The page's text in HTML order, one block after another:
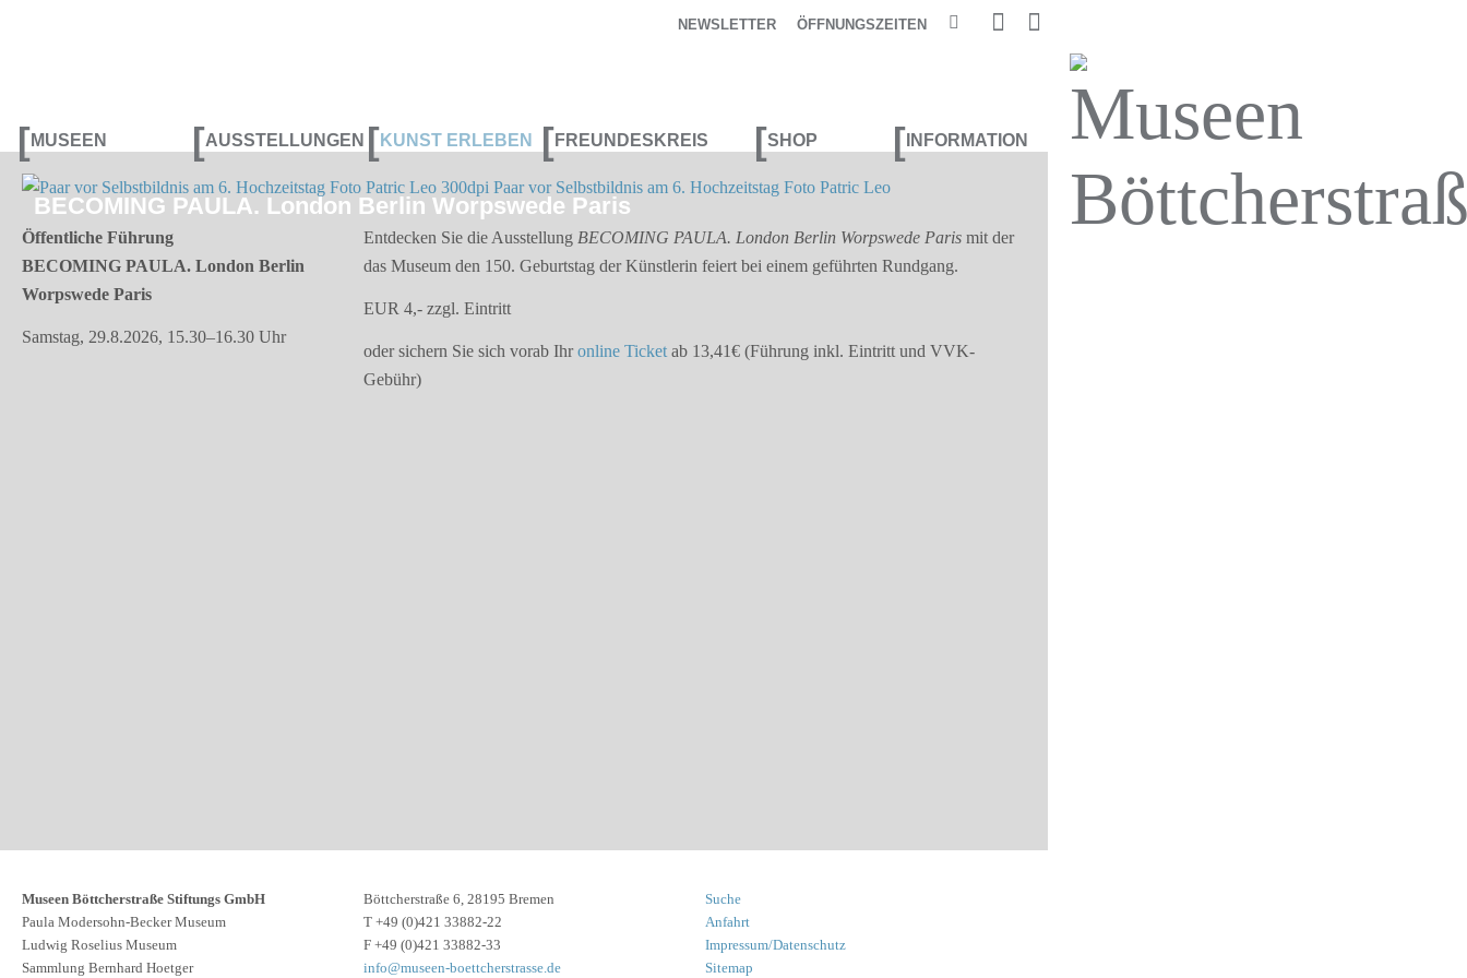
NEWSLETTER ÖFFNUNGSZEITEN
[MUSEEN [AUSSTELLUNGEN [KUNST ERLEBEN [FREUNDESKREIS [SHOP [ INFORMATION
BECOMING PAULA. London Berlin Worpswede Paris
Öffentliche Führung
BECOMING PAULA. London Berlin
Worpswede Paris
Samstag, 29.8.2026, 15.30–16.30 Uhr
Entdecken Sie die Ausstellung BECOMING PAULA. London Berlin Worpswede Paris mit der
das Museum den 150. Geburtstag der Künstlerin feiert bei einem geführten Rundgang.
EUR 4,- zzgl. Eintritt
oder sichern Sie sich vorab Ihronline Ticket ab 13,41€ (Führung inkl. Eintritt und VVK-
Gebühr)
Museen Böttcherstraße Stiftungs GmbH
Paula Modersohn-Becker Museum
Ludwig Roselius Museum
Sammlung Bernhard Hoetger
Böttcherstraße 6, 28195 Bremen
T +49 (0)421 33882-22
F +49 (0)421 33882-33
info@museen-boettcherstrasse.de
Suche
Anfahrt
Impressum/Datenschutz
Sitemap